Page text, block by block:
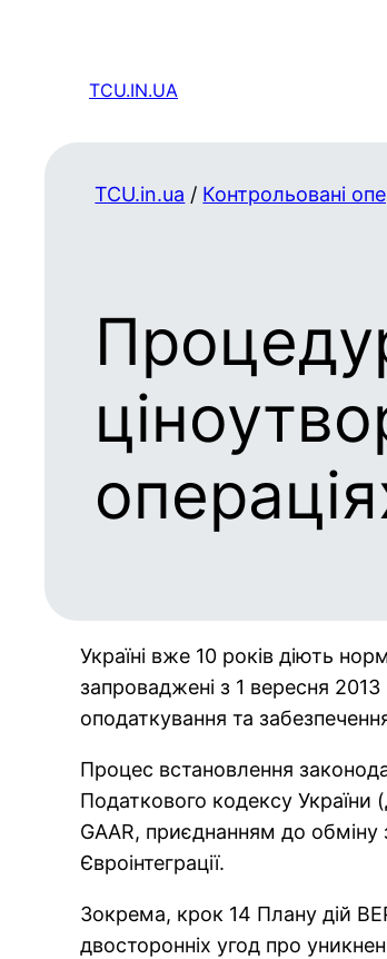
TCU.IN.UA
TCU.in.ua / Контрольовані
Україні вже 10 років діють
запроваджені з 1 вересня
оподаткування та
Процес встановлення
Податкового кодексу України
GAAR, приєднанням до
Євроінтеграції.
Зокрема, крок 14 Плану дій
двосторонніх угод про